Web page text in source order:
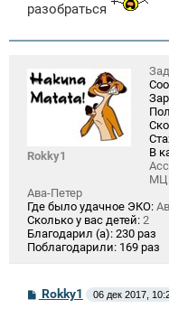
разобраться
Rokky1
В
Ава-Петер
Где было удачное ЭКО:
Сколько у вас детей: 2
Благодарил (а): 230 раз
Поблагодарили: 169 раз
СRokky1 06 дек 2017,